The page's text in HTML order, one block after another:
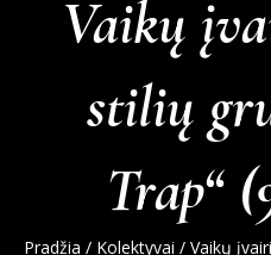
Vaikų
stilių
Trap“
Pradžia / Kolektyvai / Vaikų